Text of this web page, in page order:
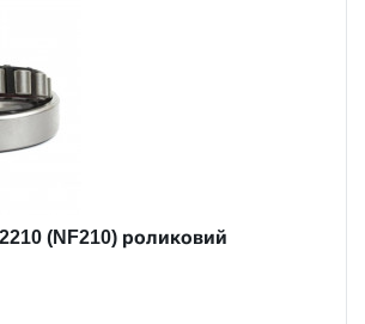
(NF210) роликовий